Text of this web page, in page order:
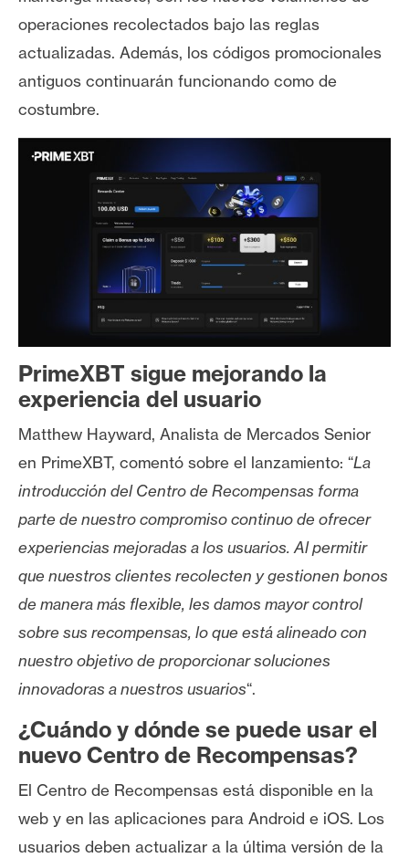
operaciones recolectados bajo las reglas
actualizadas. Además, los códigos promocionales
antiguos continuarán funcionando como de
costumbre.
PrimeXBT sigue mejorando la
experiencia del usuario
Matthew Hayward, Analista de Mercados Senior
en PrimeXBT, comentó sobre el lanzamiento: “La
introducción del Centro de Recompensas forma
parte de nuestro compromiso continuo de ofrecer
experiencias mejoradas a los usuarios. Al permitir
que nuestros clientes recolecten y gestionen bonos
de manera más flexible, les damos mayor control
sobre sus recompensas, lo que está alineado con
nuestro objetivo de proporcionar soluciones
innovadoras a nuestros usuarios“.
¿Cuándo y dónde se puede usar el
nuevo Centro de Recompensas?
El Centro de Recompensas está disponible en la
web y en las aplicaciones para Android e iOS. Los
usuarios deben actualizar a la última versión de la